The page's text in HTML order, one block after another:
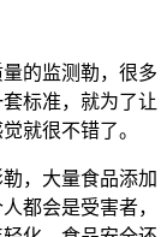
的监测勒，很多
标准，就为了让
就很不错了。
，大量食品添加
都会是受害者，